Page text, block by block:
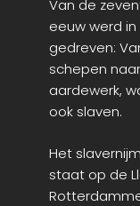
Van de
eeuw werd
gedreven:
schepen
aardewerk,
ook slaven.
Het
staat op de